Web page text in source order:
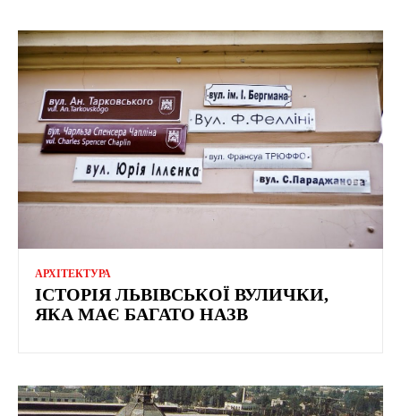
АРХІТЕКТУРА
ІСТОРІЯ ЛЬВІВСЬКОЇ ВУЛИЧКИ,
ЯКА МАЄ БАГАТО НАЗВ